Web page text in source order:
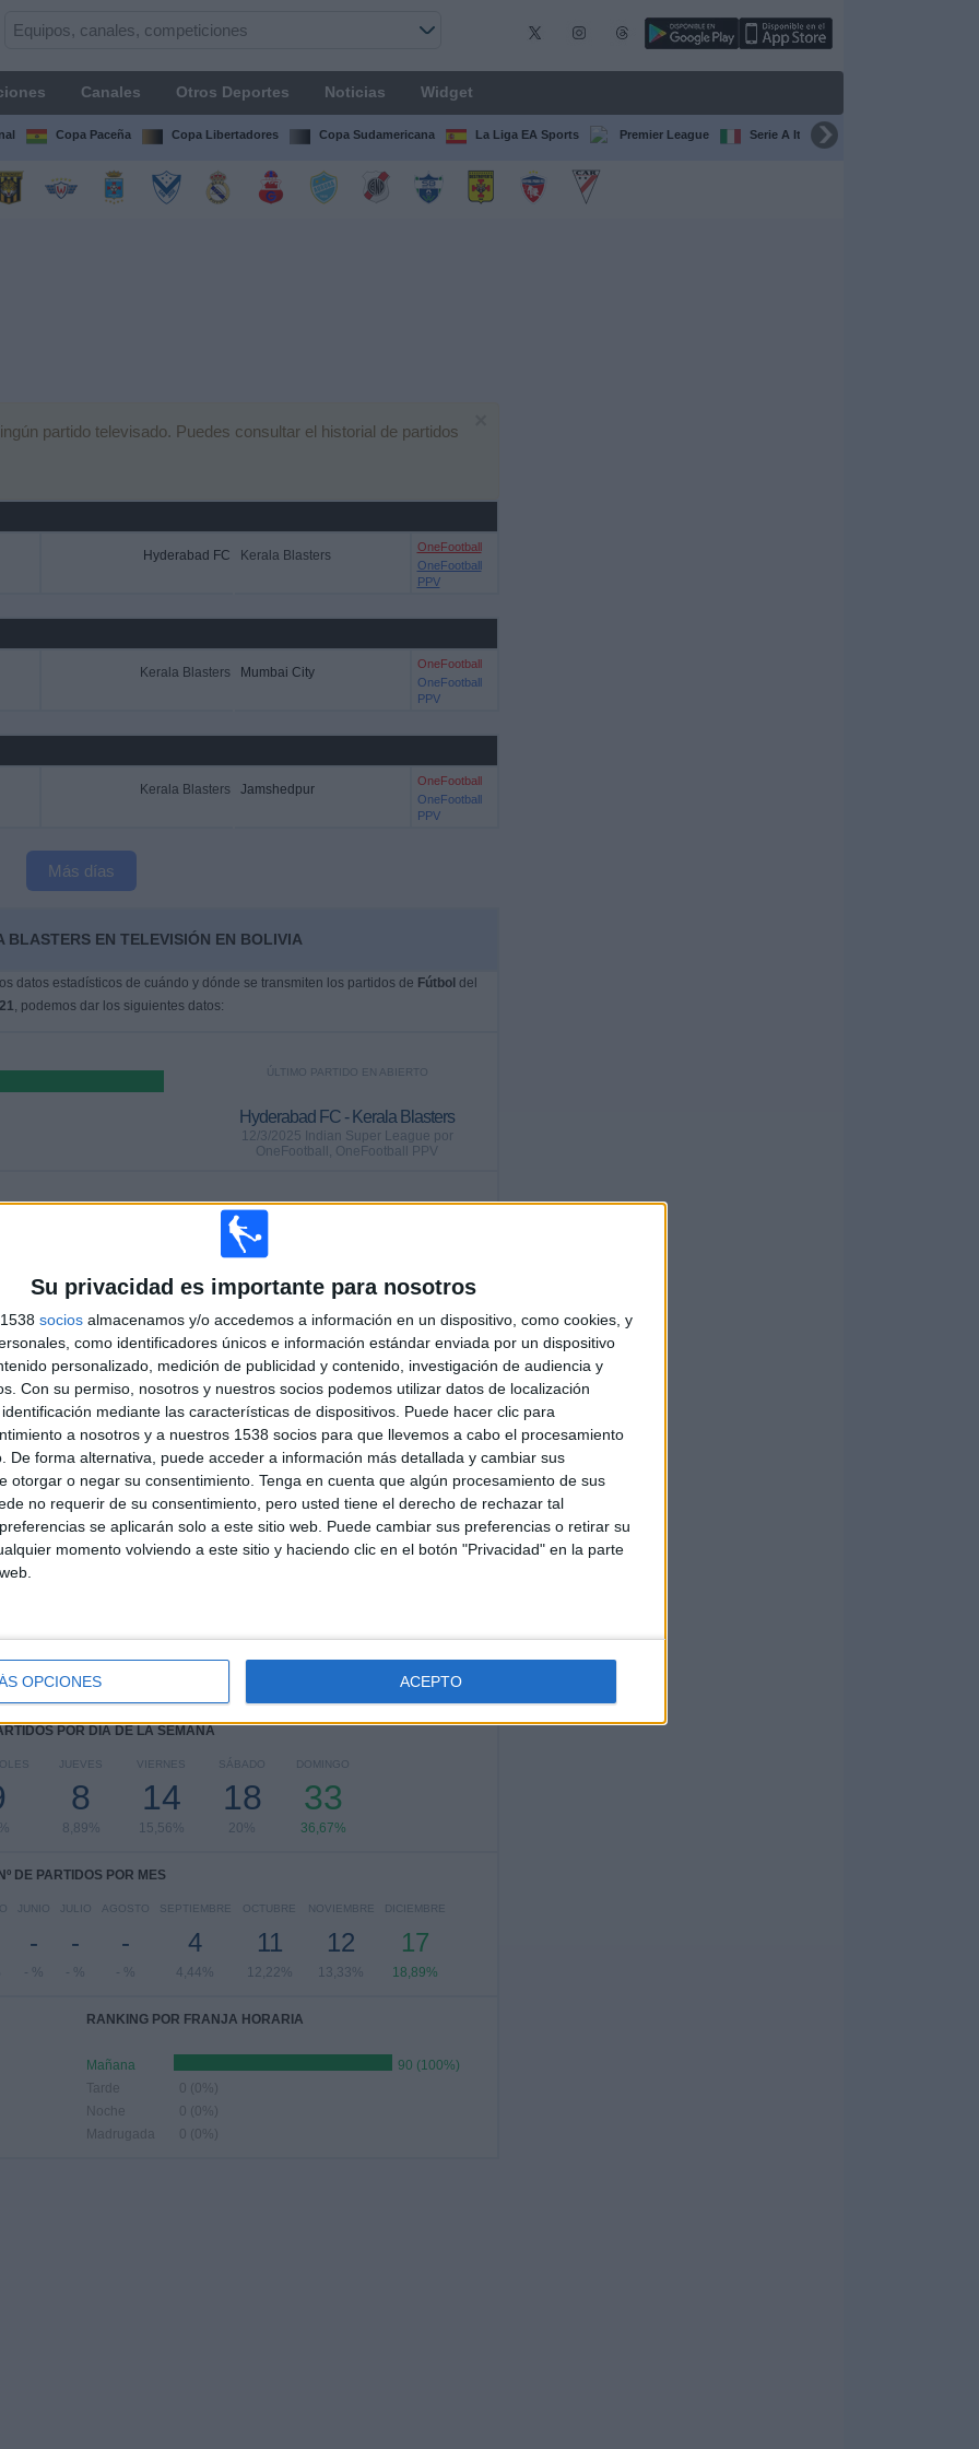
Su privacidad es importante para nosotros
socios almacenamos y/o accedemos a información en un dispositivo, como cookies, y
como identificadores únicos e información estándar enviada por un dispositivo
personalizado, medición de publicidad y contenido, investigación de audiencia y
Con su permiso, nosotros y nuestros socios podemos utilizar datos de localización
mediante las características de dispositivos. Puede hacer clic para
a nosotros y a nuestros 1538 socios para que llevemos a cabo el procesamiento
De forma alternativa, puede acceder a información más detallada y cambiar sus
otorgar o negar su consentimiento. Tenga en cuenta que algún procesamiento de sus
no requerir de su consentimiento, pero usted tiene el derecho de rechazar tal
se aplicarán solo a este sitio web. Puede cambiar sus preferencias o retirar su
momento volviendo a este sitio y haciendo clic en el botón "Privacidad" en la parte
OPCIONES ACEPTO
Canales Otros Deportes Noticias Widget
Copa Paceña Copa Libertadores Copa Sudamericana La Liga EA Sports Premier League Serie A Italiana
partido televisado. Puedes consultar el historial de partidos
Hyderabad FC Kerala Blasters
OneFootball
OneFootball
PPV
Kerala Blasters Mumbai City
OneFootball
OneFootball
PPV
Kerala Blasters Jamshedpur
OneFootball
OneFootball
PPV
Más días
BLASTERS EN TELEVISIÓN EN BOLIVIA
datos estadísticos de cuándo y dónde se transmiten los partidos de Fútbol del
, podemos dar los siguientes datos:
ÚLTIMO PARTIDO EN ABIERTO
Hyderabad FC - Kerala Blasters
12/3/2025 Indian Super League por
OneFootball, OneFootball PPV
CANALES TV
SIN PARTIDO
CONSECUTIVOS
TOTAL
12
MÁXIMO
10
VS Jamshedpur
1
RANKING POR COMPETICIONES
Indian Super League 90 (100%)
POR DÍA DE LA SEMANA
JUEVES
8
8,89%
VIERNES
14
15,56%
SÁBADO
18
20%
DOMINGO
33
36,67%
Nº DE PARTIDOS POR MES
JUNIO
-
- %
JULIO
-
- %
AGOSTO
-
- %
SEPTIEMBRE
4
4,44%
OCTUBRE
11
12,22%
NOVIEMBRE
12
13,33%
DICIEMBRE
17
18,89%
RANKING POR FRANJA HORARIA
Mañana
90 (100%)
Tarde
0 (0%)
Noche
0 (0%)
Madrugada
0 (0%)